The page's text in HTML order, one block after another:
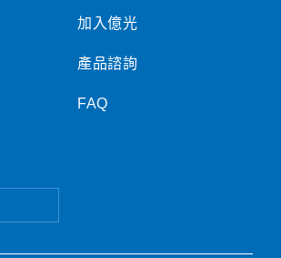
加入億光
產品諮詢
FAQ